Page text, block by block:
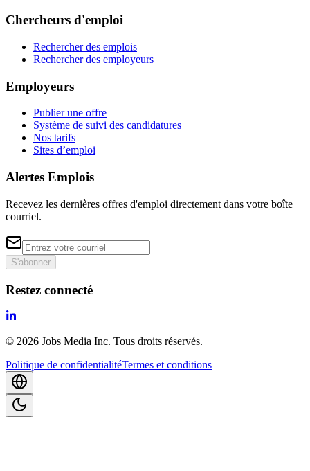
Chercheurs d'emploi
Rechercher des emplois
Rechercher des employeurs
Employeurs
Publier une offre
Système de suivi des candidatures
Nos tarifs
Sites d’emploi
Alertes Emplois
Recevez les dernières offres d'emploi directement dans votre boîte
courriel.
S'abonner
Restez connecté
© 2026 Jobs Media Inc. Tous droits réservés.
Politique de confidentialitéTermes et conditions